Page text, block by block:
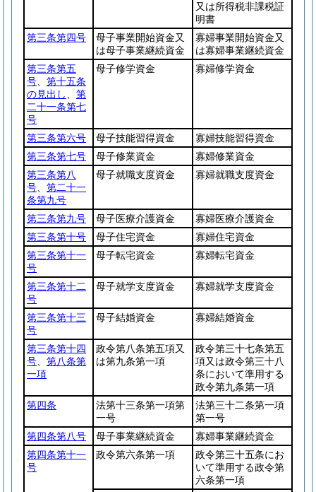
又は所得税非課税証
明書
第三条第四号
母子事業開始資金又
は母子事業継続資金
寡婦事業開始資金又
は寡婦事業継続資金
第三条第五
号
第十五条
の見出し
第
二十一条第七
号
母子修学資金 寡婦修学資金
第三条第六号 母子技能習得資金
寡婦技能習得資金
第三条第七号
母子修業資金
寡婦修業資金
第三条第八
号
第二十一
条第九号
母子就職支度資金 寡婦就職支度資金
第三条第九号 母子医療介護資金
寡婦医療介護資金
第三条第十号
母子住宅資金
寡婦住宅資金
第三条第十一
号
母子転宅資金 寡婦転宅資金
第三条第十二
号
母子就学支度資金 寡婦就学支度資金
第三条第十三
号
母子結婚資金 寡婦結婚資金
第三条第十四
号
第八条第
一項
政令第八条第五項又
は第九条第一項
政令第三十七条第五
項又は政令第三十八
条において準用する
政令第九条第一項
第四条
法第十三条第一項第
一号
法第三十二条第一項
第一号
第四条第八号
母子事業継続資金
寡婦事業継続資金
第四条第十一
号
政令第六条第一項
政令第三十五条にお
いて準用する政令第
六条第一項